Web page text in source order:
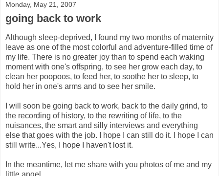
Monday, May 21, 2007
going back to work
Although sleep-deprived, I found my two months of maternity
leave as one of the most colorful and adventure-filled time of
my life. There is no greater joy than to spend each waking
moment with one's offspring, to see her grow each day, to
clean her poopoos, to feed her, to soothe her to sleep, to
hold her in one's arms and to see her smile.
I will soon be going back to work, back to the daily grind, to
the recording of history, to the rewriting of life, to the
nuisances, the smart and silly interviews and everything
else that goes with the job. I hope I can still do it. I hope I can
still write...Yes, I hope I haven't lost it.
In the meantime, let me share with you photos of me and my
little angel.